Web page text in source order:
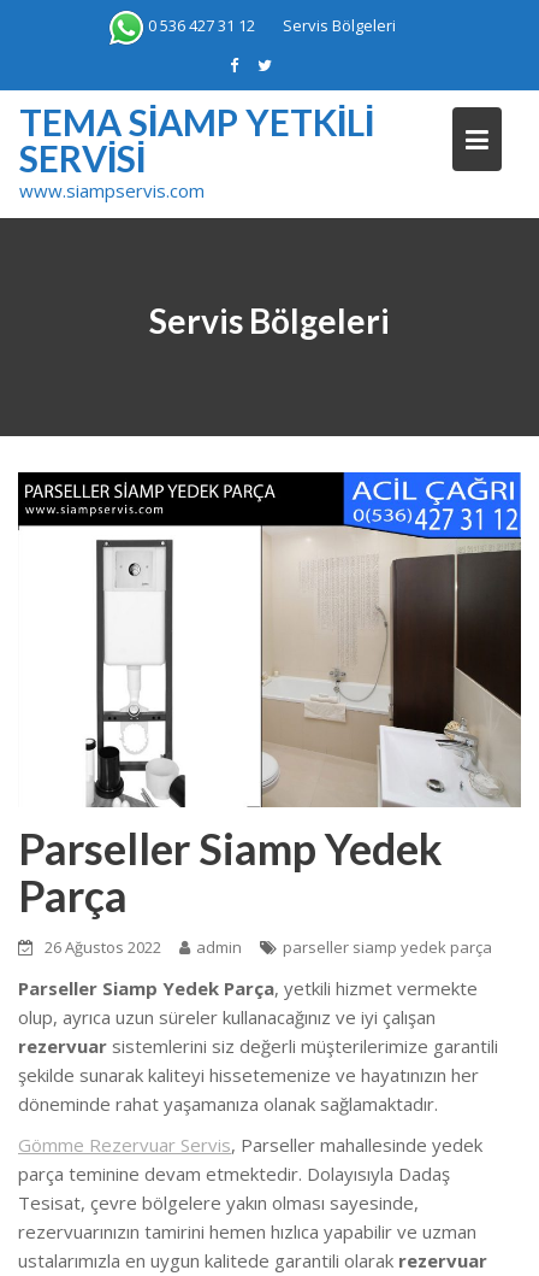
0 536 427 31 12 Servis Bölgeleri
TEMA SIAMP YETKILI
SERVISI
www.siampservis.com
Servis Bölgeleri
Parseller Siamp Yedek
Parça
26 Ağustos 2022 admin parseller siamp yedek parça
Parseller Siamp Yedek Parça, yetkili hizmet vermekte
olup, ayrıca uzun süreler kullanacağınız ve iyi çalışan
rezervuar sistemlerini siz değerli müşterilerimize garantili
şekilde sunarak kaliteyi hissetemenize ve hayatınızın her
döneminde rahat yaşamanıza olanak sağlamaktadır.
Gömme Rezervuar Servis, Parseller mahallesinde yedek
parça teminine devam etmektedir. Dolayısıyla Dadaş
Tesisat, çevre bölgelere yakın olması sayesinde,
rezervuarınızın tamirini hemen hızlıca yapabilir ve uzman
ustalarımızla en uygun kalitede garantili olarak rezervuar